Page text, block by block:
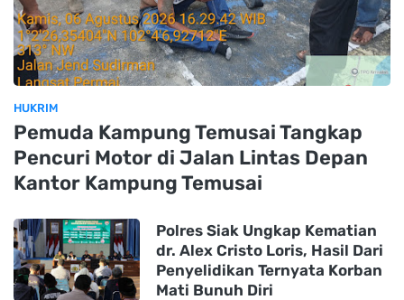
HUKRIM
Pemuda Kampung Temusai Tangkap
Pencuri Motor di Jalan Lintas Depan
Kantor Kampung Temusai
Polres Siak Ungkap Kematian
dr. Alex Cristo Loris, Hasil Dari
Penyelidikan Ternyata Korban
Mati Bunuh Diri